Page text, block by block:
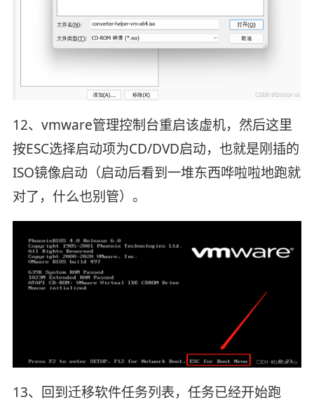
12、vmware管理控制台重启该虚机，然后这里
按ESC选择启动项为CD/DVD启动，也就是刚插的
ISO镜像启动（启动后看到一堆东西哗啦啦地跑就
对了，什么也别管）。
13、回到迁移软件任务列表，任务已经开始跑